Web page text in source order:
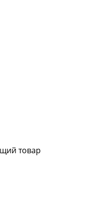
товар